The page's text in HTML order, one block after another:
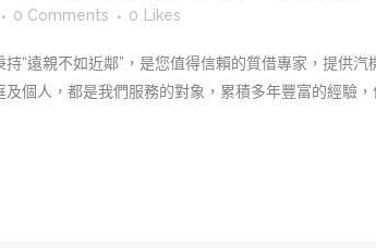
0 Comments 0 Likes
“遠親不如近鄰”，是您值得信賴的質借專家，提供
個人，都是我們服務的對象，累積多年豐富的經驗